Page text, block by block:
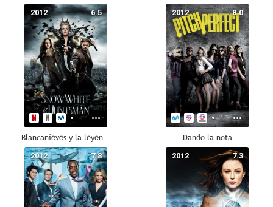
6.5
2012
Blancanieves y la leyenda del cazador
8.0
2012
Dando la nota
7.8
2012 7.3
2012